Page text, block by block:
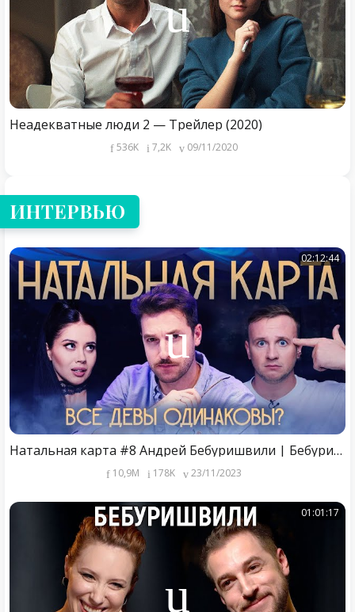
Неадекватные люди 2 — Трейлер (2020)
536K 7,2K 09/11/2020
ИНТЕРВЬЮ
02:12:44
Натальная карта #8 Андрей Бебуришвили | Бебуришвили, Журавлев, Иванченко.
10,9M 178K 23/11/2023
01:01:17